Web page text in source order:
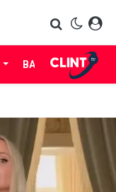
BABES LIFE